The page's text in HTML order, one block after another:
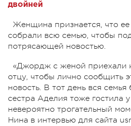
двойней
Женщина признается, что ее
собрали всю семью, чтобы
потрясающей новостью.
«Джордж c женой приехали
отцу, чтобы лично сообщить
новость. В тот день вся
сестра Аделия тоже гостила
невероятно трогательный
Нина в интервью для сайта